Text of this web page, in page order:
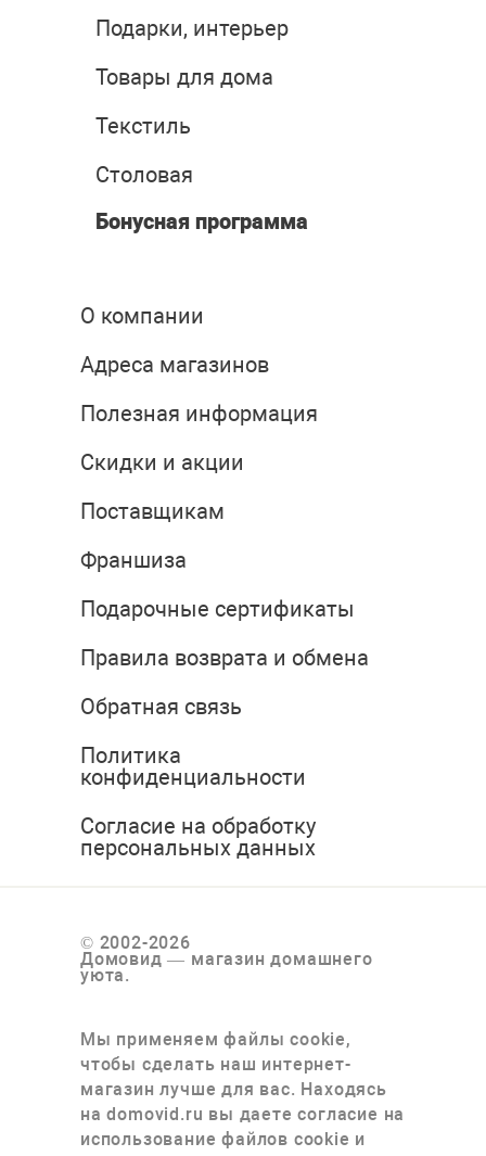
Подарки, интерьер
Товары для дома
Текстиль
Столовая
Бонусная программа
О компании
Адреса магазинов
Полезная информация
Скидки и акции
Поставщикам
Франшиза
Подарочные сертификаты
Правила возврата и обмена
Обратная связь
Политика
конфиденциальности
Согласие на обработку
персональных данных
© 2002-2026
Домовид — магазин домашнего
уюта.
Мы применяем файлы cookie,
чтобы сделать наш интернет-
магазин лучше для вас. Находясь
на domovid.ru вы даете согласие на
использование файлов cookie и